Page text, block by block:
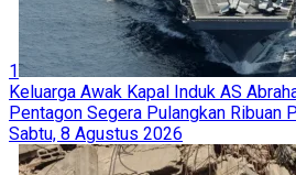
1
Keluarga Awak Kapal Induk AS
Pentagon Segera Pulangkan Ribuan
Sabtu, 8 Agustus 2026